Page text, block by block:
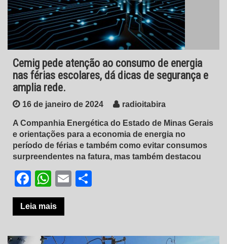
Cemig pede atenção ao consumo de energia
nas férias escolares, dá dicas de segurança e
amplia rede.
16 de janeiro de 2024 radioitabira
A Companhia Energética do Estado de Minas Gerais
e orientações para a economia de energia no
período de férias e também como evitar consumos
surpreendentes na fatura, mas também destacou
Facebook
WhatsApp
Email
Leia mais